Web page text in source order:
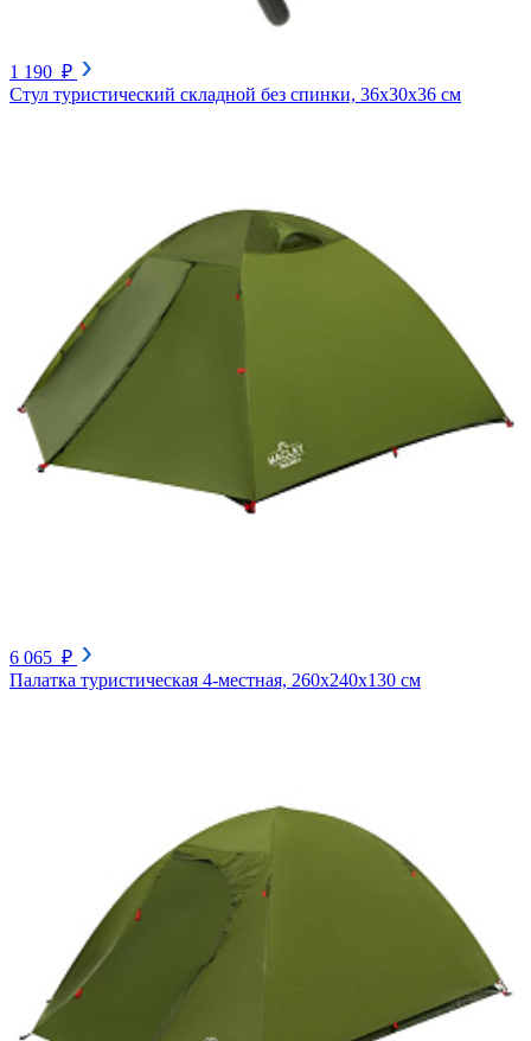
1 190 ₽
Стул туристический складной без спинки, 36х30х36 см
6 065 ₽
Палатка туристическая 4-местная, 260х240х130 см